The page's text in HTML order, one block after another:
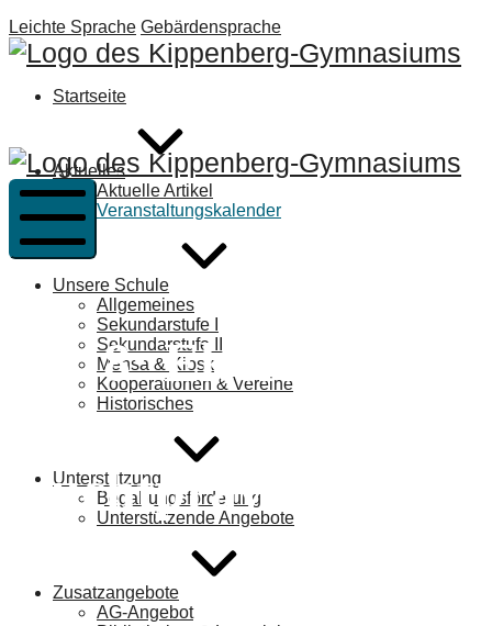
Leichte Sprache Gebärdensprache
Startseite
Aktuelles
Aktuelle Artikel
Veranstaltungskalender
Unsere Schule
Allgemeines
Sekundarstufe I
Sekundarstufe II
Mensa & Kiosk
Kooperationen & Vereine
Historisches
Unterstützung
Begabungsförderung
Unterstützende Angebote
Zusatzangebote
AG-Angebot
Mobile
Menü
Jg. 8: Elternabend
zur
Suchtprävention